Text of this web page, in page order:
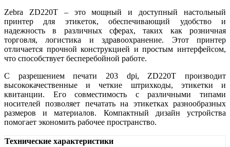
Zebra ZD220T – это мощный и доступный настольный
принтер для этикеток, обеспечивающий удобство и
надежность в различных сферах, таких как розничная
торговля, логистика и здравоохранение. Этот принтер
отличается прочной конструкцией и простым интерфейсом,
что способствует бесперебойной работе.
С разрешением печати 203 dpi, ZD220T производит
высококачественные и четкие штрихкоды, этикетки и
квитанции. Его совместимость с различными типами
носителей позволяет печатать на этикетках разнообразных
размеров и материалов. Компактный дизайн устройства
помогает экономить рабочее пространство.
Технические характеристики